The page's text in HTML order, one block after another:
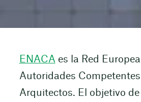
ENACA es la Red
Autoridades
Arquitectos. El objetivo